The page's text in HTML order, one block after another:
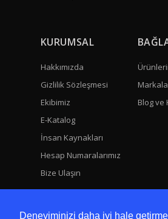
Deneyiminizi daha iyi hale
KURUMSAL
Hakkımızda
Gizlilik Sözleşmesi
Ekibimiz
E-Katalog
İnsan Kaynakları
Hesap Numaralarımız
Bize Ulaşın
Blog ve